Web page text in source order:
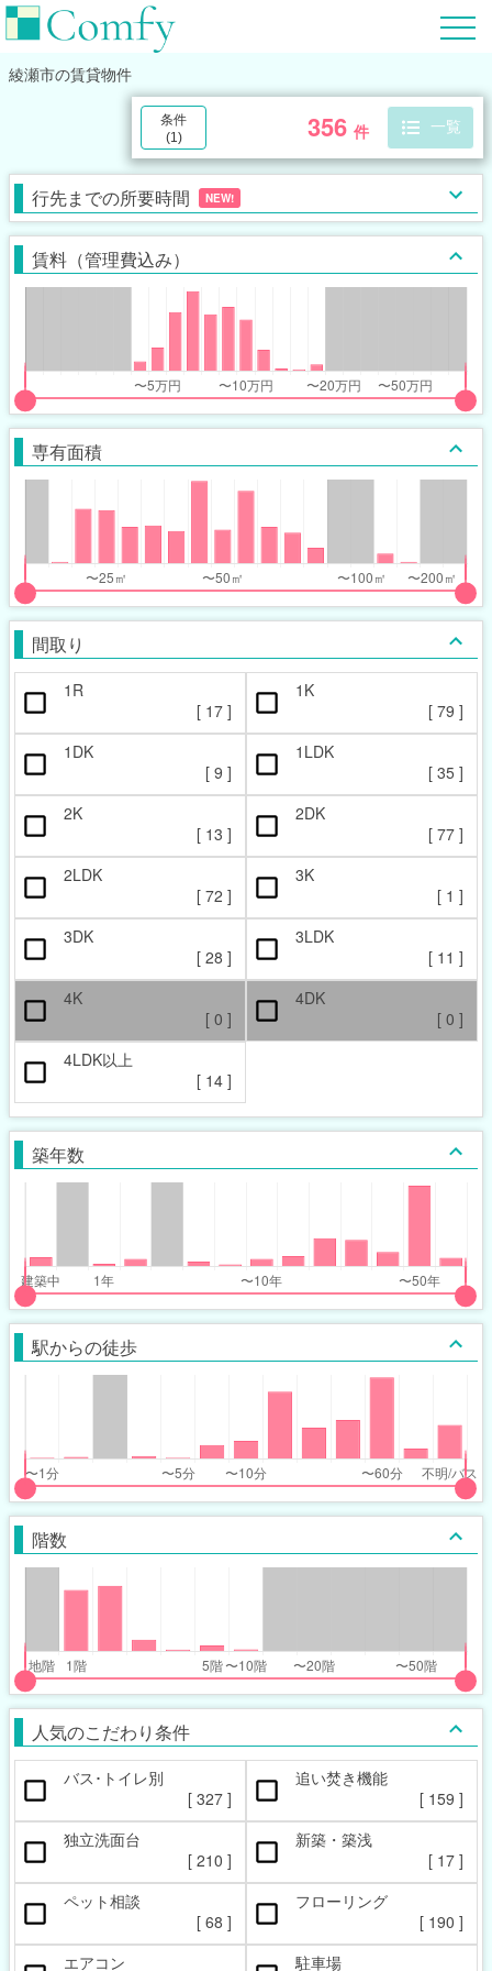
綾瀬市の賃貸物件
356 件 一覧
条件
(1 )
行先までの所要時間 NEW!
賃料（管理費込み）
専有面積
間取り
1R
[ 17 ]
1K
[ 79 ]
1DK
[ 9 ]
1LDK
[ 35 ]
2K
[ 13 ]
2DK
[ 77 ]
2LDK
[ 72 ]
3K
[ 1 ]
3DK
[ 28 ]
3LDK
[ 11 ]
4K
[ 0 ]
4DK
[ 0 ]
4LDK以上
[ 14 ]
築年数
駅からの徒歩
階数
人気のこだわり条件
バス･トイレ別
[ 327 ]
追い焚き機能
[ 159 ]
独立洗面台
[ 210 ]
新築・築浅
[ 17 ]
ペット相談
[ 68 ]
フローリング
[ 190 ]
エアコン
駐車場